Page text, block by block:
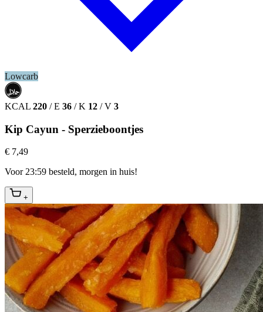
Lowcarb
حلال
HALAL
KCAL 220 / E 36 / K 12 / V 3
Kip Cayun - Sperzieboontjes
€ 7,49
Voor 23:59 besteld, morgen in huis!
+